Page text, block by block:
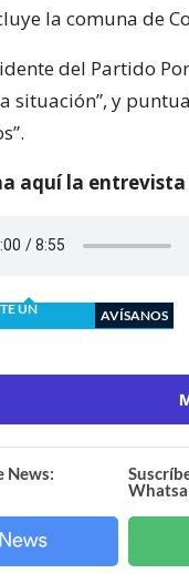
la comuna de
del Partido
situación”, y
aquí la
UN
AVÍSANOS
News: